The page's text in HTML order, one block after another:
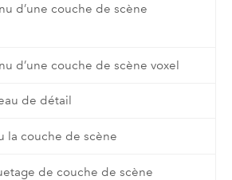
d’une couche de scène
d’une couche de scène voxel
de détail
la couche de scène
de couche de scène